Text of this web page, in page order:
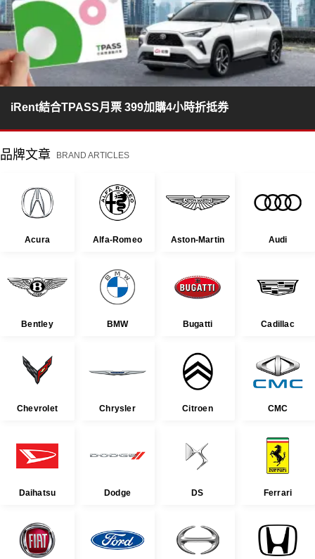
iRent結合TPASS月票 399加購4小時折抵券
品牌文章 BRAND ARTICLES
Acura Alfa-Romeo Aston-Martin Audi
Bentley BMW Bugatti Cadillac
Chevrolet Chrysler Citroen CMC
Daihatsu Dodge DS Ferrari